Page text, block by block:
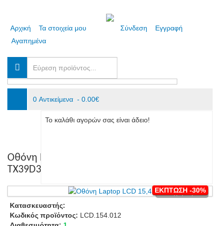
Αρχική
Τα στοιχεία μου
Αγαπημένα
Σύνδεση Εγγραφή
0 Αντικείμενα - 0.00€
Το καλάθι αγορών σας είναι άδειο!
Οθόνη Laptop LCD 15,4" HITACHI
TX39D30VC1GAA
Μεταχειρισμένο
ΕΚΠΤΩΣΗ -30%
Κατασκευαστής:
Κωδικός προϊόντος: LCD.154.012